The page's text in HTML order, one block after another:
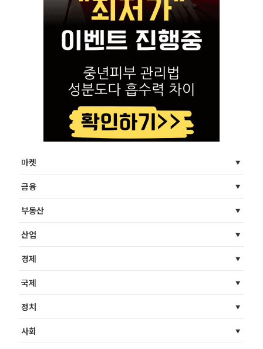
마켓
금융
부동산
산업
경제
국제
정치
사회